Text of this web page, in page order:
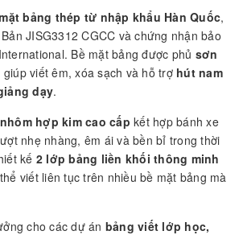
bảng thép từ nhập khẩu Hàn Quốc,
JISG3312 CGCC và chứng nhận bảo
Bề mặt bảng được phủ sơn
giúp viết êm, xóa sạch và hỗ trợ hút nam
dạy.
hợp kim cao cấp kết hợp bánh xe
nhẹ nhàng, êm ái và bền bỉ trong thời
kế 2 lớp bảng liền khối thông minh
viết liên tục trên nhiều bề mặt bảng mà
cho các dự án bảng viết lớp học,